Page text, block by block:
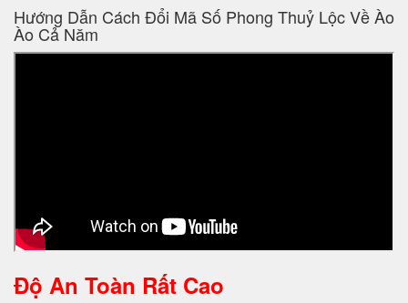
Hướng Dẫn Cách Đổi Mã Số Phong Thuỷ Lộc Về Ào
Ào Cả Năm
Độ An Toàn Rất Cao